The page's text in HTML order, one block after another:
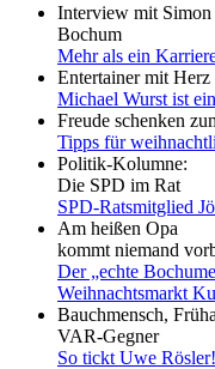
Interview mit
Bochum
Mehr als ein
Entertainer mit
Michael Wurst ist
Freude schenken
Tipps für
Politik-Kolumne:
Die SPD im Rat
SPD-Ratsmitglied
Am heißen Opa
kommt niemand
Der „echte
Weihnachtsmarkt
Bauchmensch,
VAR-Gegner
So tickt Uwe Rösler!